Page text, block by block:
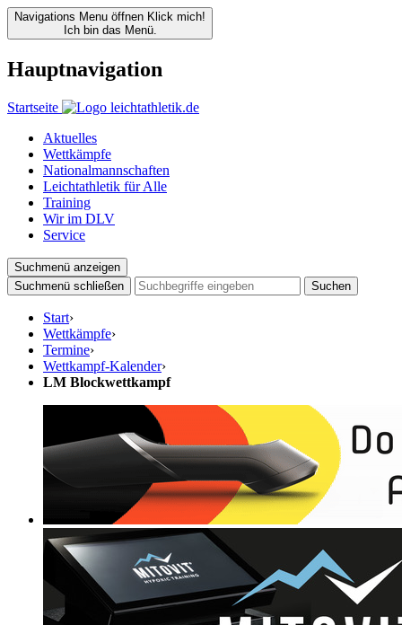
Navigations Menu öffnen Klick mich!
Ich bin das Menü.
Hauptnavigation
Startseite
Aktuelles
Wettkämpfe
Nationalmannschaften
Leichtathletik für Alle
Training
Wir im DLV
Service
Suchmenü anzeigen
Suchmenü schließen
Suchen
Start›
Wettkämpfe›
Termine›
Wettkampf-Kalender›
LM Blockwettkampf